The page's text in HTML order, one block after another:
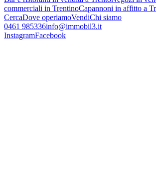
commerciali in TrentinoCapannoni in affitto a
CercaDove operiamoVendiChi siamo
0461 985336info@immobil3.it
InstagramFacebook